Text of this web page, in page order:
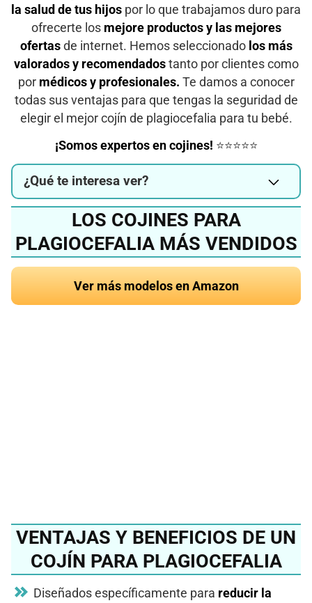
la salud de tus hijos por lo que trabajamos duro para
ofrecerte los mejore productos y las mejores
ofertasde internet. Hemos seleccionado los más
valorados y recomendadostanto por clientes como
por médicos y profesionales. Te damos a conocer
todas sus ventajas para que tengas la seguridad de
elegir el mejor cojín de plagiocefalia para tu bebé.
¡Somos expertos en cojines! ⭐⭐⭐⭐⭐
¿Qué te interesa ver?
LOS COJINES PARA
PLAGIOCEFALIA MÁS VENDIDOS
Ver más modelos en Amazon
VENTAJAS Y BENEFICIOS DE UN
COJÍN PARA PLAGIOCEFALIA
Diseñados específicamente para reducir la